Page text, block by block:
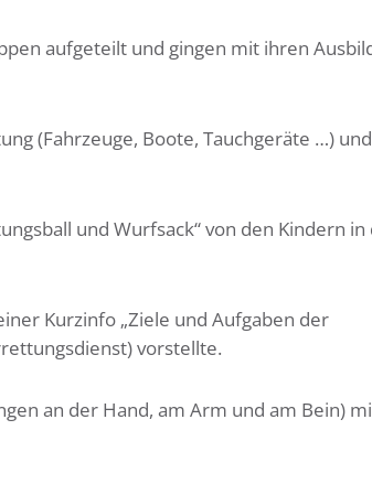
aufgeteilt und gingen mit ihren
(Fahrzeuge, Boote, Tauchgeräte …)
und Wurfsack“ von den Kindern in
Kurzinfo „Ziele und Aufgaben der
vorstellte.
an der Hand, am Arm und am Bein)